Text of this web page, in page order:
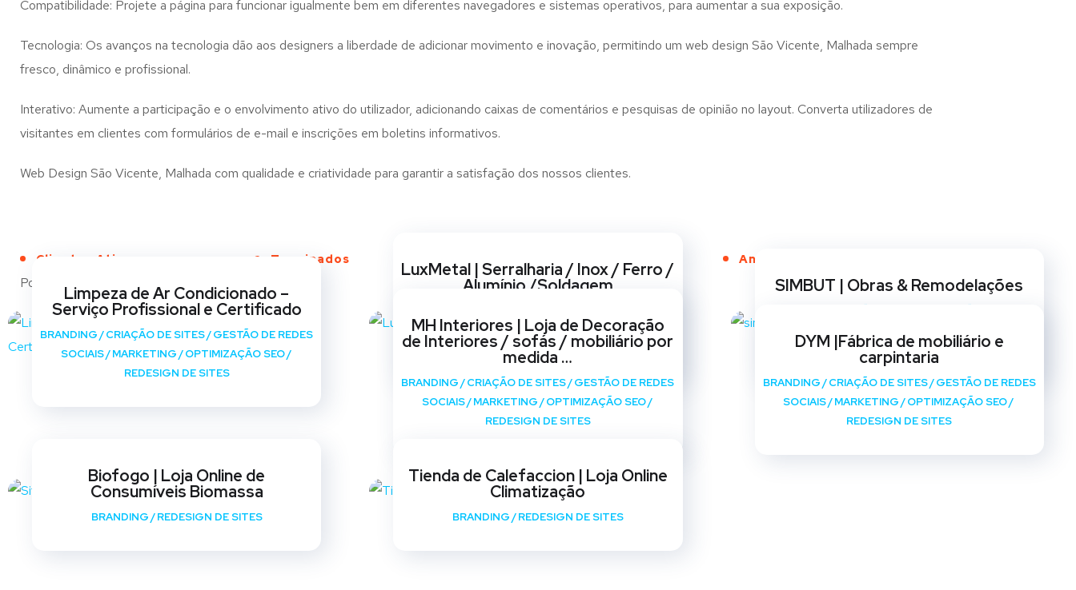
Compatibilidade: Projete a página para funcionar igualmente bem em diferentes navegadores e sistemas operativos, para aumentar a sua exposição.
Tecnologia: Os avanços na tecnologia dão aos designers a liberdade de adicionar movimento e inovação, permitindo um web design São Vicente, Malhada sempre
fresco, dinâmico e profissional.
Interativo: Aumente a participação e o envolvimento ativo do utilizador, adicionando caixas de comentários e pesquisas de opinião no layout. Converta utilizadores de
visitantes em clientes com formulários de e-mail e inscrições em boletins informativos.
Web Design São Vicente, Malhada com qualidade e criatividade para garantir a satisfação dos nossos clientes.
Clientes Ativos Terminados Anos de Serviço
Portfólio
Limpeza de Ar Condicionado –
Serviço Profissional e Certificado
BRANDING/CRIAÇÃO DE SITES/GESTÃO DE REDES
SOCIAIS/MARKETING/OPTIMIZAÇÃO SEO/
REDESIGN DE SITES
LuxMetal | Serralharia / Inox / Ferro /
Alumínio /Soldagem
SOCIAIS/ MARKETING/OPTIMIZAÇÃO SEO/
REDESIGN DE SITES
SIMBUT | Obras & Remodelações
REDESIGN DE SITES
MH Interiores | Loja de Decoração
de Interiores / sofás / mobiliário por
medida …
BRANDING /CRIAÇÃO DE SITES/GESTÃO DE REDES
SOCIAIS/MARKETING/OPTIMIZAÇÃO SEO/
REDESIGN DE SITES
DYM |Fábrica de mobiliário e
carpintaria
BRANDING/CRIAÇÃO DE SITES/GESTÃO DE REDES
SOCIAIS/MARKETING/OPTIMIZAÇÃO SEO/
REDESIGN DE SITES
Biofogo | Loja Online de
Consumíveis Biomassa
BRANDING/REDESIGN DE SITES
Tienda de Calefaccion | Loja Online
Climatização
BRANDING/REDESIGN DE SITES